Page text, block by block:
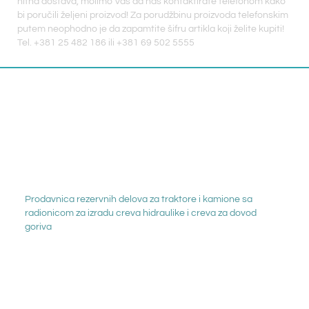
bi poručili željeni proizvod! Za porudžbinu proizvoda telefonskim
putem neophodno je da zapamtite šifru artikla koji želite kupiti!
Tel. +381 25 482 186 ili +381 69 502 5555
Prodavnica rezervnih delova za traktore i kamione sa
radionicom za izradu creva hidraulike i creva za dovod
goriva